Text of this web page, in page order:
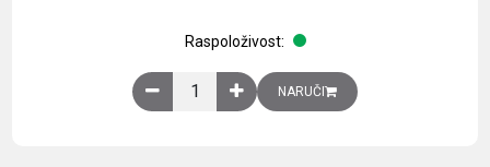
Raspoloživost:
Obična montažna ploča V1000xŠ800mm,
NARUČI